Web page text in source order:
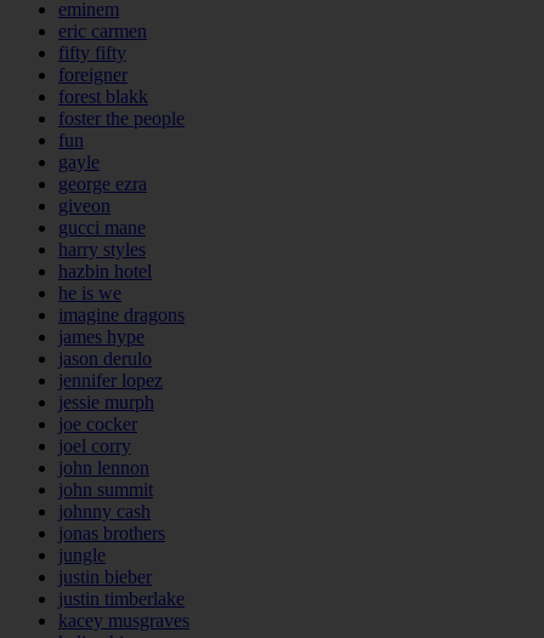
eminem
eric carmen
fifty fifty
foreigner
forest blakk
foster the people
fun
gayle
george ezra
giveon
gucci mane
harry styles
hazbin hotel
he is we
imagine dragons
james hype
jason derulo
jennifer lopez
jessie murph
joe cocker
joel corry
john lennon
john summit
johnny cash
jonas brothers
jungle
justin bieber
justin timberlake
kacey musgraves